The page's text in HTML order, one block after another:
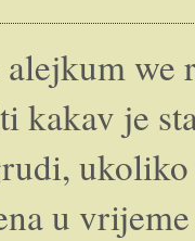
we
kakav je
u